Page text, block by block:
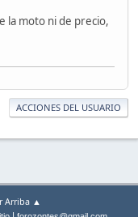
la moto ni de precio,
ACCIONES DEL USUARIO
Arriba ▲